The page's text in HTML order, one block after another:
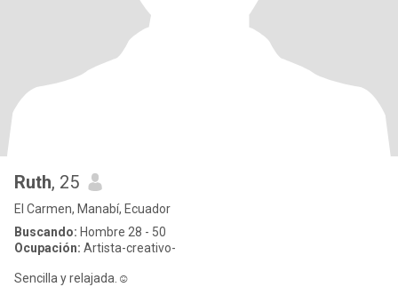
Ruth, 25
El Carmen, Manabí, Ecuador
Buscando: Hombre 28 - 50
Ocupación: Artista-creativo-
Sencilla y relajada.☺️